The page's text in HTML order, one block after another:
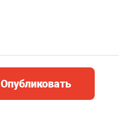
Опубликовать